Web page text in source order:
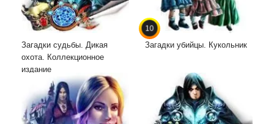
Загадки судьбы. Дикая
охота. Коллекционное
издание
10
Загадки убийцы. Кукольник